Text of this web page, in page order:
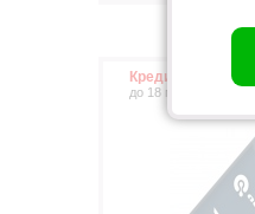
Кредит до 0,0001%
до 18 месяцев!